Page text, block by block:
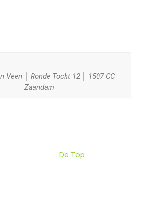
Veen │ Ronde Tocht 12 │ 1507 CC
Zaandam